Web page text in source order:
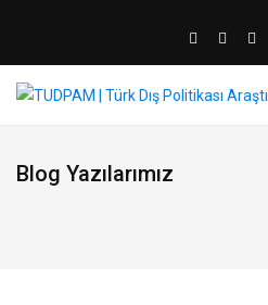
Blog Yazılarımız